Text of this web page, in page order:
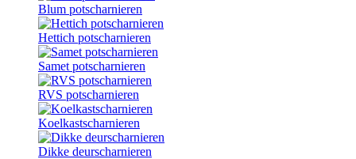
Blum potscharnieren
Hettich potscharnieren
Samet potscharnieren
RVS potscharnieren
Koelkastscharnieren
Dikke deurscharnieren